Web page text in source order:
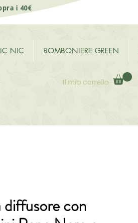
NIC BOMBONIERE GREEN
Il mio carrello
i 40€
diffusore con